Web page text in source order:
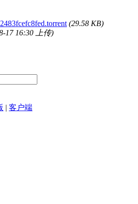
(29.58 KB)
17 16:30 上传)
| 客户端